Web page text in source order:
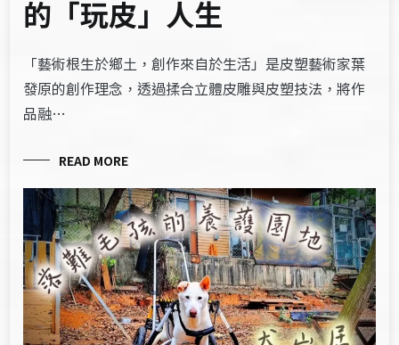
的「玩皮」人生
「藝術根生於鄉土，創作來自於生活」是皮塑藝術家葉
發原的創作理念，透過揉合立體皮雕與皮塑技法，將作
品融…
READ MORE